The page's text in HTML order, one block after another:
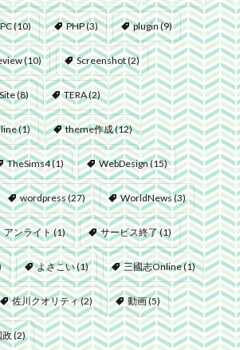
PC(10) PHP(3) plugin(9)
(10) Screenshot(2)
Site(8) TERA(2)
(1) theme作成(12)
TheSims4(1) WebDesign(15)
wordpress(27) WorldNews(3)
アンライト(1) サービス終了(1)
よさこい(1) 三國志Online(1)
佐川クオリティ(2) 動画(5)
政(2)